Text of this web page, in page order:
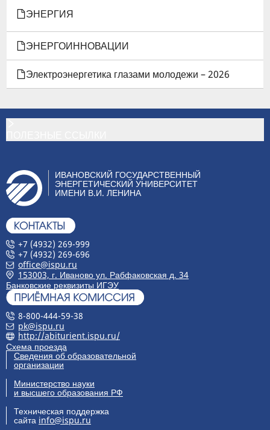
ЭНЕРГИЯ
ЭНЕРГОИННОВАЦИИ
Электроэнергетика глазами молодежи – 2026
ИВАНОВСКИЙ ГОСУДАРСТВЕННЫЙ
ЭНЕРГЕТИЧЕСКИЙ УНИВЕРСИТЕТ
ИМЕНИ В.И. ЛЕНИНА
+7 (4932) 269-999
+7 (4932) 269-696
office@ispu.ru
153003, г. Иваново ул. Рабфаковская д. 34
Банковские реквизиты ИГЭУ
8-800-444-59-38
pk@ispu.ru
http://abiturient.ispu.ru/
Схема проезда
Сведения об образовательной
организации
Министерство науки
и высшего образования РФ
Техническая поддержка
сайта info@ispu.ru